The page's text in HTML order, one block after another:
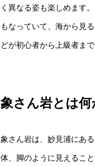
く異なる姿も楽しめます
もなっていて、海から見
どが初心者から上級者ま
象さん岩とは何
象さん岩は、妙見浦にあ
体、脚のように見えるこ